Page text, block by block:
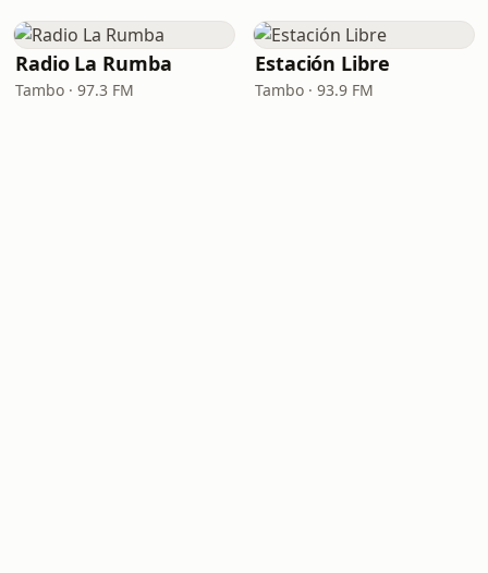
Radio La Rumba
Tambo · 97.3 FM
Estación Libre
Tambo · 93.9 FM